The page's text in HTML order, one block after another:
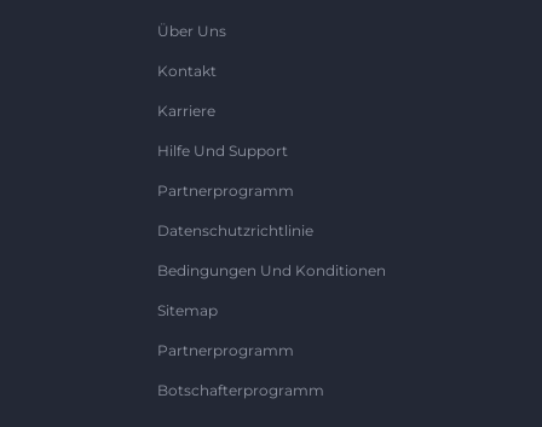
Über Uns
Kontakt
Karriere
Hilfe Und Support
Partnerprogramm
Datenschutzrichtlinie
Bedingungen Und Konditionen
Sitemap
Partnerprogramm
Botschafterprogramm